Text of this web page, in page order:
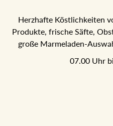
Herzhafte Köstlichkeiten
Produkte, frische Säfte,
große Marmeladen-
07.00 Uhr